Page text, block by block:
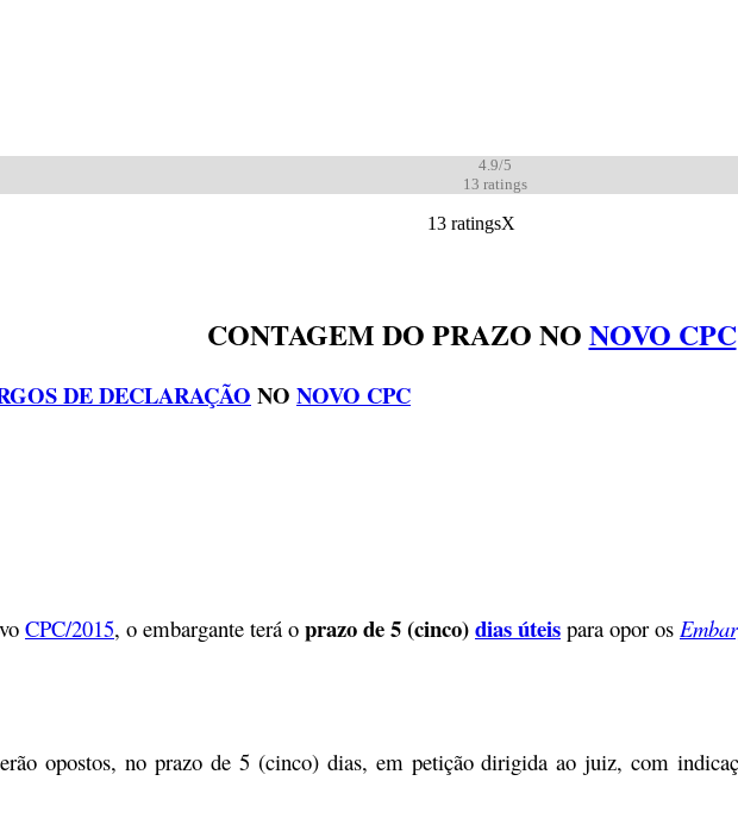
4.9/5
13 ratings
13 ratingsX
CONTAGEM DO PRAZO NO NOVO CPC
DE DECLARAÇÃO NO NOVO CPC
CPC/2015, o embargante terá o prazo de 5 (cinco)dias úteis para opor os
opostos, no prazo de 5 (cinco) dias, em petição dirigida ao juiz, com